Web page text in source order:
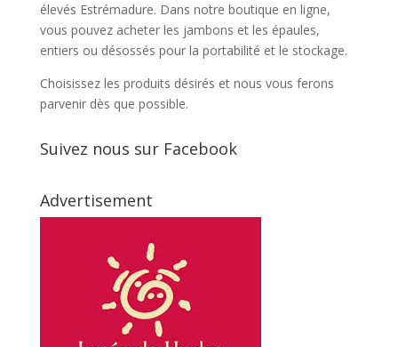
élevés Estrémadure. Dans notre boutique en ligne,
vous pouvez acheter les jambons et les épaules,
entiers ou désossés pour la portabilité et le stockage.
Choisissez les produits désirés et nous vous ferons
parvenir dès que possible.
Suivez nous sur Facebook
Advertisement